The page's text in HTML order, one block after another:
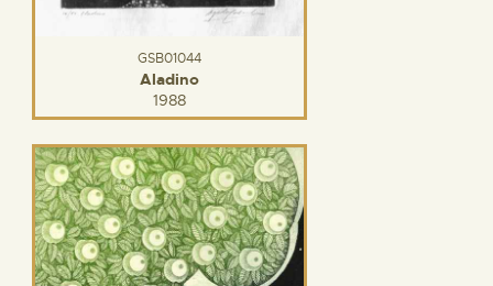
GSB01044
Aladino
1988